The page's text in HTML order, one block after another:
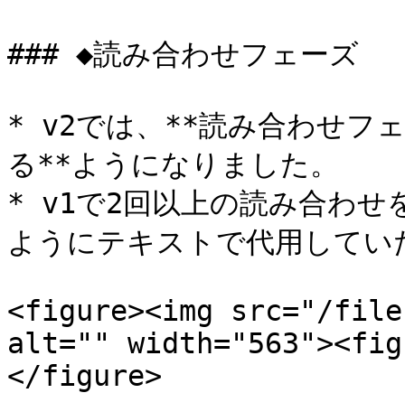
### ◆読み合わせフェーズ
* v2では、**読み合わせフ
る**ようになりました。
* v1で2回以上の読み合わせ
ようにテキストで代用して
<figure><img src="/files/
alt=""
</figure>